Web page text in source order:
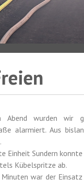
Abend wurden wir
alarmiert. Aus
Einheit Sundern
Kübelspritze ab.
war der